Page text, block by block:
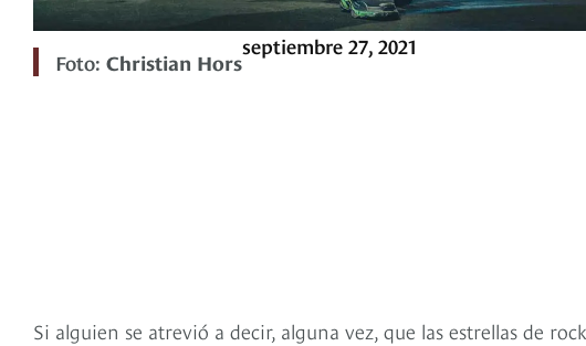
Foto: Christian Hors
septiembre 27, 2021
Si alguien se atrevió a decir, alguna vez, que las estrellas de